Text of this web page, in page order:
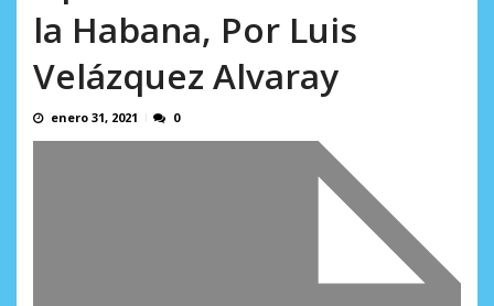
AGOSTO 6, 2026
la Habana, Por Luis
Velázquez Alvaray
enero 31, 2021 0